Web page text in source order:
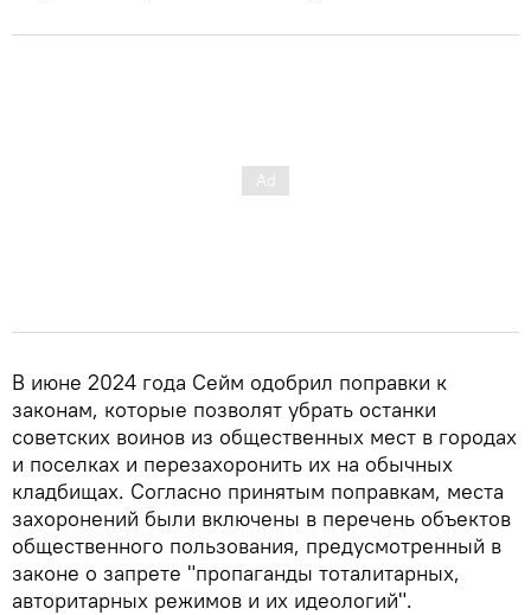
В июне 2024 года Сейм одобрил поправки к
законам, которые позволят убрать останки
советских воинов из общественных мест в городах
и поселках и перезахоронить их на обычных
кладбищах. Согласно принятым поправкам, места
захоронений были включены в перечень объектов
общественного пользования, предусмотренный в
законе о запрете "пропаганды тоталитарных,
авторитарных режимов и их идеологий".